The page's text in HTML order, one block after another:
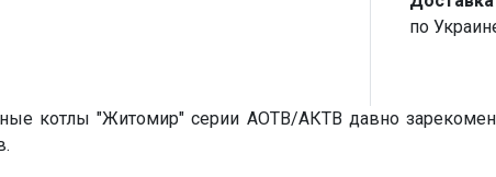
по
котлы "Житомир" серии АОТВ/АКТВ давно